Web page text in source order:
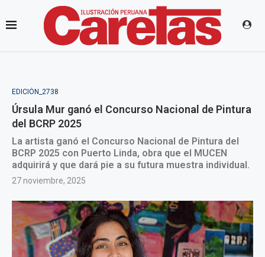
EDICIÓN_2738
Úrsula Mur ganó el Concurso Nacional de Pintura
del BCRP 2025
La artista ganó el Concurso Nacional de Pintura del
BCRP 2025 con Puerto Linda, obra que el MUCEN
adquirirá y que dará pie a su futura muestra individual.
27 noviembre, 2025